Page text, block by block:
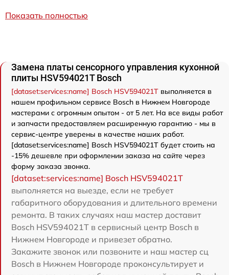
Показать полностью
Замена платы сенсорного управления кухонной
плиты HSV594021T Bosch
[dataset:services:name] Bosch HSV594021T выполняется в
нашем профильном сервисе Bosch в Нижнем Новгороде
мастерами с огромным опытом - от 5 лет. На все виды работ
и запчасти предоставляем расширенную гарантию - мы в
сервис-центре уверены в качестве наших работ.
[dataset:services:name] Bosch HSV594021T будет стоить на
-15% дешевле при оформлении заказа на сайте через
форму заказа звонка.
[dataset:services:name] Bosch HSV594021T
выполняется на выезде, если не требует
габаритного оборудования и длительного времени
ремонта. В таких случаях наш мастер доставит
Bosch HSV594021T в сервисный центр Bosch в
Нижнем Новгороде и привезет обратно.
Закажите звонок или позвоните и наш мастер сц
Bosch в Нижнем Новгороде проконсультирует и